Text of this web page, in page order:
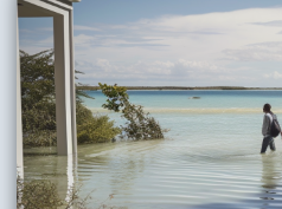
Auch Wetterextreme wie
(Gewitter, Tornados und
und können zu
des